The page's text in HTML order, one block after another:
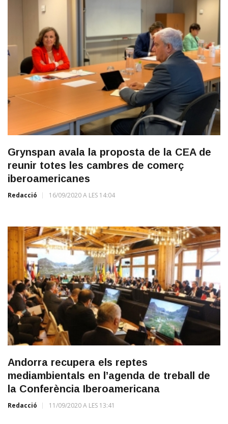
Grynspan avala la proposta de la CEA de
reunir totes les cambres de comerç
iberoamericanes
Redacció 16/09/2020 A LES 14:04
Andorra recupera els reptes
mediambientals en l’agenda de treball de
la Conferència Iberoamericana
Redacció 11/09/2020 A LES 13:41